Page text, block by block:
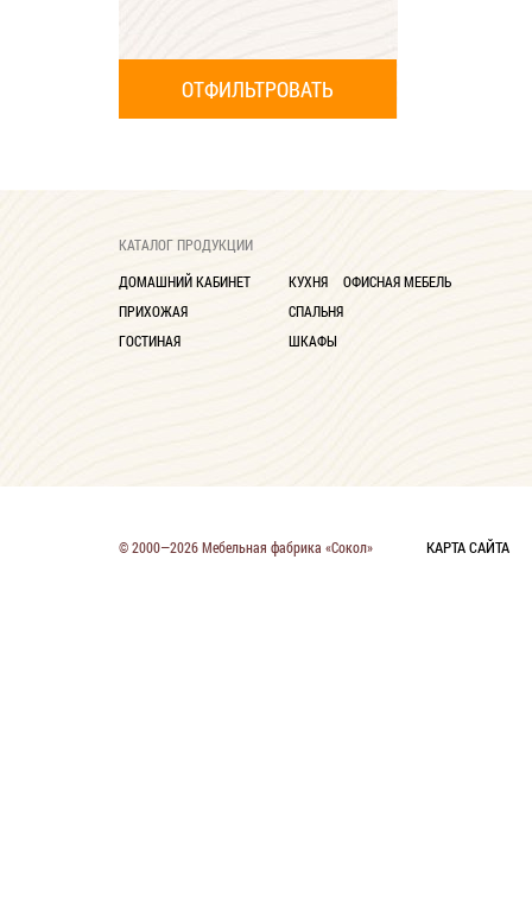
КАТАЛОГ ПРОДУКЦИИ
ДОМАШНИЙ КАБИНЕТ
ПРИХОЖАЯ
ГОСТИНАЯ
КУХНЯ
СПАЛЬНЯ
ШКАФЫ
ОФИСНАЯ МЕБЕЛЬ
© 2000—2026 Мебельная фабрика «Сокол» КАРТА САЙТА